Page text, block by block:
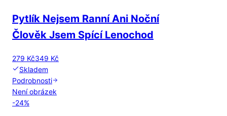
Pytlík Nejsem Ranní Ani Noční
Člověk Jsem Spící Lenochod
279 Kč349 Kč
Skladem
Podrobnosti
Není obrázek
-24%